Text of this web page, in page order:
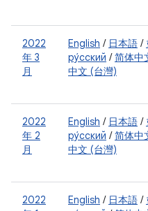
2022
年 3
月
English / 日本語 /
ру́сский /简体中
中文 (台灣)
2022
年 2
月
English / 日本語 /
ру́сский /简体中
中文 (台灣)
2022
English / 日本語 /